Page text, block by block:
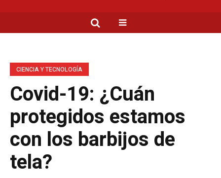
CIENCIA Y TECNOLOGÍA
Covid-19: ¿Cuán
protegidos estamos
con los barbijos de
tela?